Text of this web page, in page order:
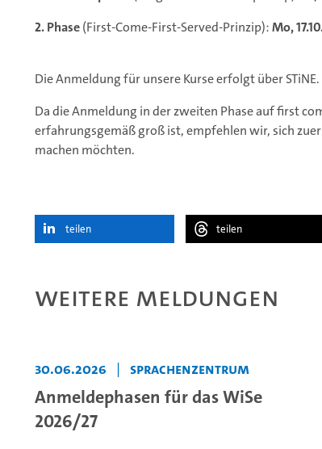
2. Phase(First-Come-First-Served-Prinzip):Mo,
Die Anmeldung für unsere Kurse erfolgt über STiNE.
Da die Anmeldung in der zweiten Phase auf first
erfahrungsgemäß groß ist, empfehlen wir, sich
machen möchten.
teilen teilen
Weitere Meldungen
30.06.2026 | Sprachenzentrum
Anmeldephasen für das WiSe
2026/27